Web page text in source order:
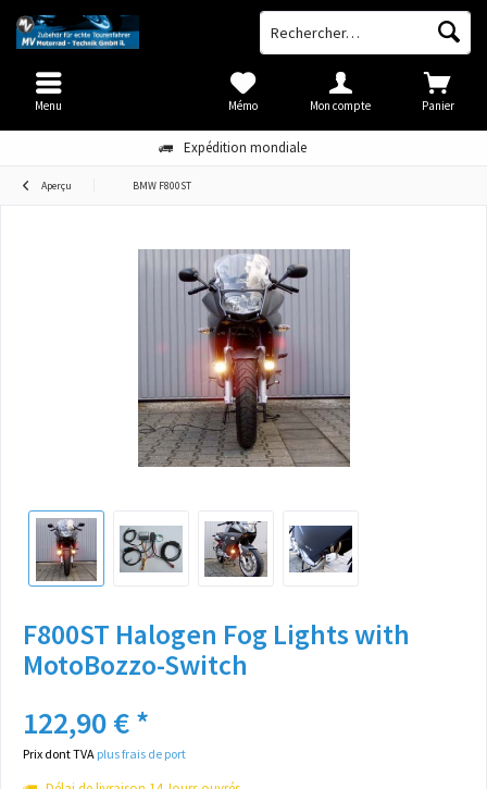
Expédition mondiale
Panier
Mémo Mon compte
Menu
Aperçu BMW F800ST
F800ST Halogen Fog Lights with
MotoBozzo-Switch
122,90 € *
Prix dont TVA plus frais de port